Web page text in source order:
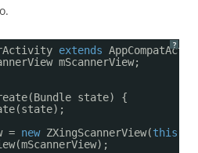
?
extends
mScannerView;
state) {
= new ZXingScannerView(this